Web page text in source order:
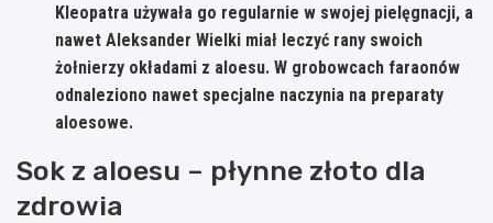
Kleopatra używała go regularnie w swojej pielęgnacji, a
nawet Aleksander Wielki miał leczyć rany swoich
żołnierzy okładami z aloesu. W grobowcach faraonów
odnaleziono nawet specjalne naczynia na preparaty
aloesowe.
Sok z aloesu – płynne złoto dla
zdrowia